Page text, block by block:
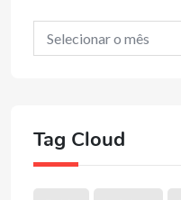
Tag Cloud